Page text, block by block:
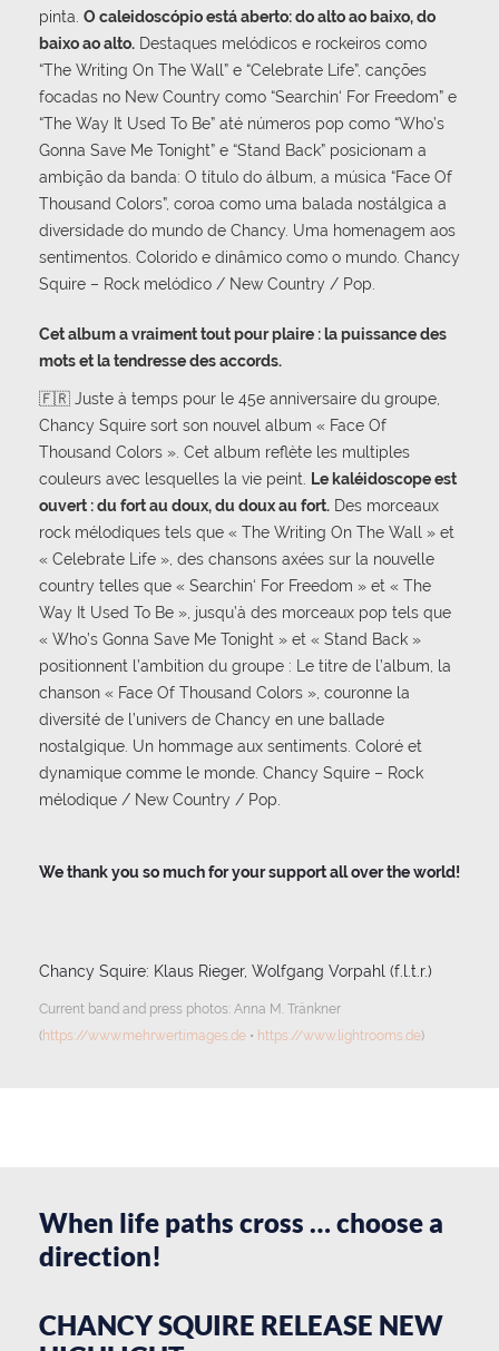
pinta. O caleidoscópio está aberto: do alto ao baixo, do
baixo ao alto. Destaques melódicos e rockeiros como
“The Writing On The Wall” e “Celebrate Life”, canções
focadas no New Country como “Searchin‘ For Freedom” e
“The Way It Used To Be” até números pop como “Who’s
Gonna Save Me Tonight” e “Stand Back” posicionam a
ambição da banda: O título do álbum, a música “Face Of
Thousand Colors”, coroa como uma balada nostálgica a
diversidade do mundo de Chancy. Uma homenagem aos
sentimentos. Colorido e dinâmico como o mundo. Chancy
Squire – Rock melódico / New Country / Pop.
Cet album a vraiment tout pour plaire : la puissance des
mots et la tendresse des accords.
🇫🇷 Juste à temps pour le 45e anniversaire du groupe,
Chancy Squire sort son nouvel album « Face Of
Thousand Colors ». Cet album reflète les multiples
couleurs avec lesquelles la vie peint. Le kaléidoscope est
ouvert : du fort au doux, du doux au fort. Des morceaux
rock mélodiques tels que « The Writing On The Wall » et
« Celebrate Life », des chansons axées sur la nouvelle
country telles que « Searchin‘ For Freedom » et « The
Way It Used To Be », jusqu’à des morceaux pop tels que
« Who’s Gonna Save Me Tonight » et « Stand Back »
positionnent l’ambition du groupe : Le titre de l’album, la
chanson « Face Of Thousand Colors », couronne la
diversité de l’univers de Chancy en une ballade
nostalgique. Un hommage aux sentiments. Coloré et
dynamique comme le monde. Chancy Squire – Rock
mélodique / New Country / Pop.
We thank you so much for your support all over the world!
Chancy Squire: Klaus Rieger, Wolfgang Vorpahl (f.l.t.r.)
Current band and press photos: Anna M. Tränkner
(https://www.mehrwertimages.de • https://www.lightrooms.de)
When life paths cross … choose a
direction!
CHANCY SQUIRE RELEASE NEW